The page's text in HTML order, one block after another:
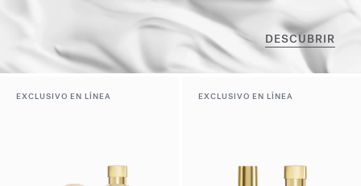
DESCUBRIR
EXCLUSIVO EN LÍNEA EXCLUSIVO EN LÍNEA